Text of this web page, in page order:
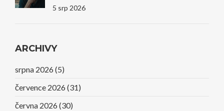
5 srp 2026
ARCHIVY
srpna 2026 (5)
července 2026 (31)
června 2026 (30)